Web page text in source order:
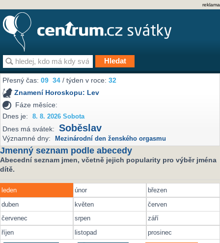
reklama
Přesný čas:09 34 / týden v roce:32
Znamení Horoskopu: Lev
Fáze měsíce:
Dnes je:
8. 8. 2026 Sobota
Dnes má svátek: Soběslav
Významné dny: Mezinárodní den ženského orgasmu
Jmenný seznam podle abecedy
Abecední seznam jmen, včetně jejich popularity pro výběr jména
dítě.
leden únor
březen
duben
květen
červen
červenec
srpen
září
říjen
listopad prosinec